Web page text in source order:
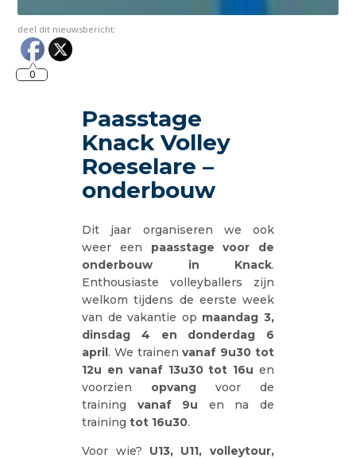
deel dit nieuwsbericht:
0
Paasstage
Knack Volley
Roeselare –
onderbouw
Dit jaar organiseren we ook
weer een paasstage voor de
onderbouw in Knack.
Enthousiaste volleyballers zijn
welkom tijdens de eerste week
van de vakantie op maandag 3,
dinsdag 4 en donderdag 6
april. We trainenvanaf 9u30 tot
12u en vanaf 13u30 tot 16u en
voorzien opvang voor de
training vanaf 9u en na de
trainingtot 16u30.
Voor wie? U13, U11, volleytour,